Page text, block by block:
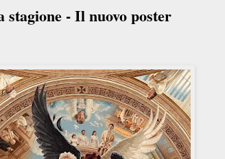
stagione - Il nuovo poster